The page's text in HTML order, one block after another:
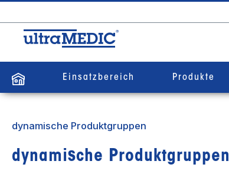
Einsatzbereich Produkte
dynamische Produktgruppen
dynamische Produktgruppen